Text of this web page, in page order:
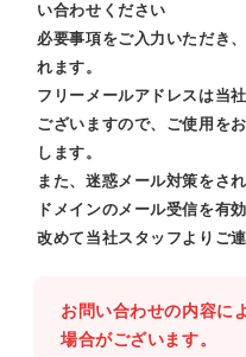
い合わせください
必要事項をご入力いただき
れます。
フリーメールアドレスは当
ございますので、ご使用を
します。
また、迷惑メール対策をさ
ドメインのメール受信を有
改めて当社スタッフよりご
お問い合わせの内容に
場合がございます。